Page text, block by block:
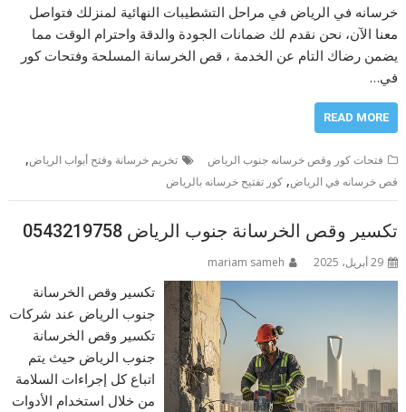
خرسانه في الرياض في مراحل التشطيبات النهائية لمنزلك فتواصل
معنا الآن، نحن نقدم لك ضمانات الجودة والدقة واحترام الوقت مما
يضمن رضاك التام عن الخدمة ، قص الخرسانة المسلحة وفتحات كور
في…
READ MORE
فتحات كور وقص خرسانه جنوب الرياض تخريم خرسانة وفتح أبواب الرياض,
قص خرسانه في الرياض,كور تفتيح خرسانه بالرياض
تكسير وقص الخرسانة جنوب الرياض 0543219758
29 أبريل، 2025 mariam sameh
تكسير وقص الخرسانة
جنوب الرياض عند شركات
تكسير وقص الخرسانة
جنوب الرياض حيث يتم
اتباع كل إجراءات السلامة
من خلال استخدام الأدوات